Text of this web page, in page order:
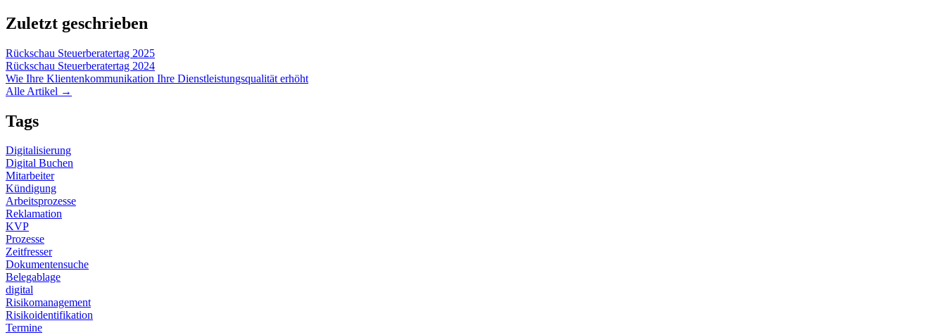
Zuletzt geschrieben
Rückschau Steuerberatertag 2025
Rückschau Steuerberatertag 2024
Wie Ihre Klientenkommunikation Ihre Dienstleistungsqualität erhöht
Alle Artikel →
Tags
Digitalisierung
Digital Buchen
Mitarbeiter
Kündigung
Arbeitsprozesse
Reklamation
KVP
Prozesse
Zeitfresser
Dokumentensuche
Belegablage
digital
Risikomanagement
Risikoidentifikation
Termine